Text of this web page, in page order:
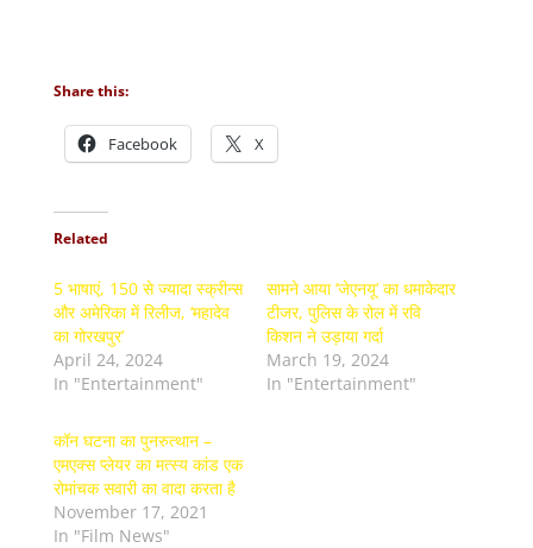
Share this:
Facebook X
Related
5 भाषाएं, 150 से ज्यादा स्क्रीन्स
और अमेरिका में रिलीज, ‘महादेव
का गोरखपुर’
April 24, 2024
In "Entertainment"
सामने आया ‘जेएनयू’ का धमाकेदार
टीजर, पुलिस के रोल में रवि
किशन ने उड़ाया गर्दा
March 19, 2024
In "Entertainment"
कॉन घटना का पुनरुत्थान –
एमएक्स प्लेयर का मत्स्य कांड एक
रोमांचक सवारी का वादा करता है
November 17, 2021
In "Film News"